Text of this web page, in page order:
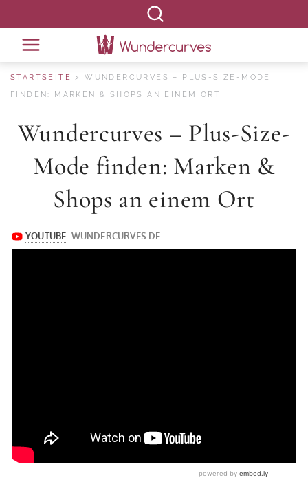
STARTSEITE
WUNDERCURVES – PLUS-SIZE-MODE
FINDEN: MARKEN & SHOPS AN EINEM ORT
Wundercurves – Plus-Size-
Mode finden: Marken &
Shops an einem Ort